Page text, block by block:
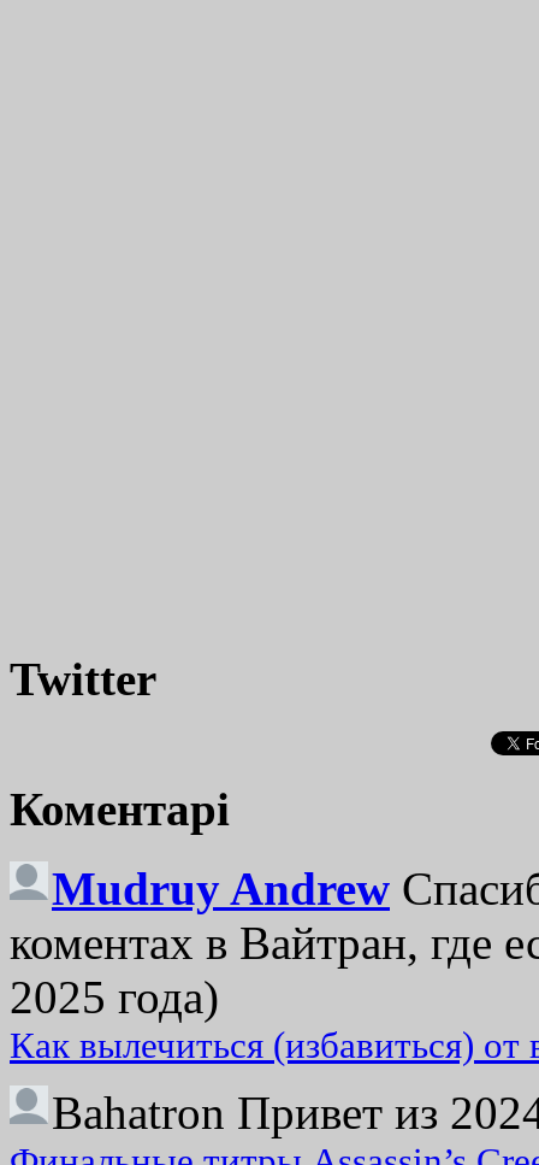
Twitter
Коментарі
Mudruy Andrew
коментах в Вайтран, где
2025 года)
Как вылечиться (избавиться)
Bahatron Привет из